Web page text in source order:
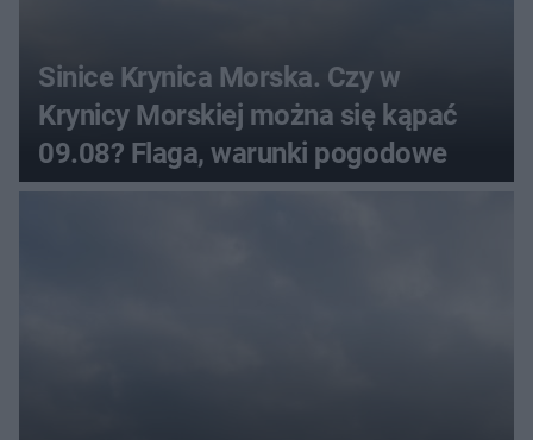
Sinice Krynica Morska. Czy w
Krynicy Morskiej można się kąpać
09.08? Flaga, warunki pogodowe